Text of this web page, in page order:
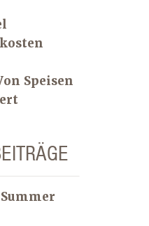
Speisen